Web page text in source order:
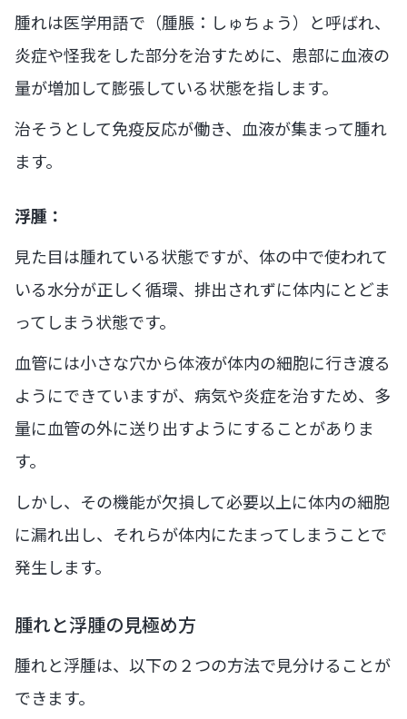
腫れは医学用語で（腫脹：しゅちょう）と呼ばれ、
炎症や怪我をした部分を治すために、患部に血液の
量が増加して膨張している状態を指します。
治そうとして免疫反応が働き、血液が集まって腫れ
ます。
浮腫：
見た目は腫れている状態ですが、体の中で使われて
いる水分が正しく循環、排出されずに体内にとどま
ってしまう状態です。
血管には小さな穴から体液が体内の細胞に行き渡る
ようにできていますが、病気や炎症を治すため、多
量に血管の外に送り出すようにすることがありま
す。
しかし、その機能が欠損して必要以上に体内の細胞
に漏れ出し、それらが体内にたまってしまうことで
発生します。
腫れと浮腫の見極め方
腫れと浮腫は、以下の２つの方法で見分けることが
できます。